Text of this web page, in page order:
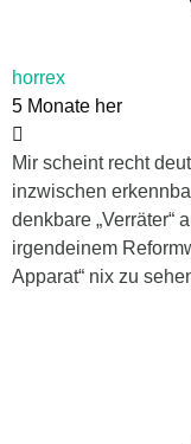
horrex
5 Monate her
Mir scheint recht
inzwischen
denkbare „Verräter“
irgendeinem
Apparat“ nix zu